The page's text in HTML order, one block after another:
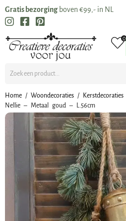
Gratis bezorging boven €99,- in NL
0
Home / Woondecoraties / Kerstdecoraties
Nellie – Metaal goud – L.56cm